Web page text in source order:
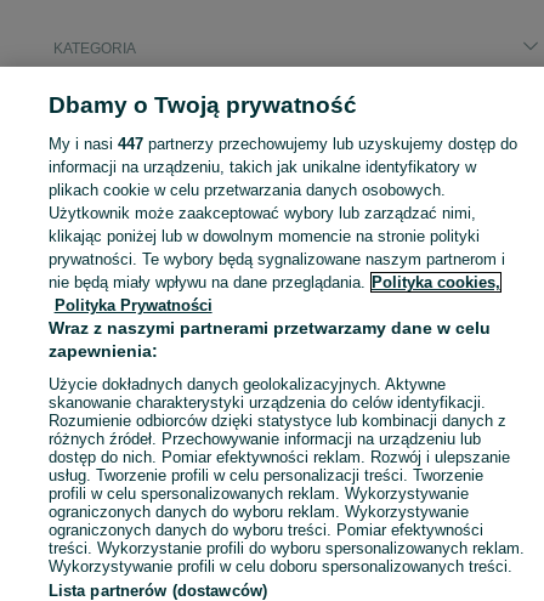
KATEGORIA
Popularne wyszukiwania
stara rama do obrazu
Antyki i przedmioty kolekcjonerskie na OLX – odkryj wyjątkowe oferty antyków i rzadkich przedmiotów. Sprawdź unikalne kolekcje! Kielce i okolice. Zobacz
Mapa kategorii
Mapa miejscowości
Mapa ministron
Popularne wyszukiwania
Dbamy o Twoją prywatność
My i nasi 447partnerzy przechowujemy lub uzyskujemy dostęp do
informacji na urządzeniu, takich jak unikalne identyfikatory w
plikach cookie w celu przetwarzania danych osobowych.
Użytkownik może zaakceptować wybory lub zarządzać nimi,
klikając poniżej lub w dowolnym momencie na stronie polityki
prywatności. Te wybory będą sygnalizowane naszym partnerom i
nie będą miały wpływu na dane przeglądania. Polityka cookies,
Polityka Prywatności
Wraz z naszymi partnerami przetwarzamy dane w celu
zapewnienia:
Użycie dokładnych danych geolokalizacyjnych. Aktywne
skanowanie charakterystyki urządzenia do celów identyfikacji.
Rozumienie odbiorców dzięki statystyce lub kombinacji danych z
różnych źródeł. Przechowywanie informacji na urządzeniu lub
dostęp do nich. Pomiar efektywności reklam. Rozwój i ulepszanie
usług. Tworzenie profili w celu personalizacji treści. Tworzenie
profili w celu spersonalizowanych reklam. Wykorzystywanie
ograniczonych danych do wyboru reklam. Wykorzystywanie
ograniczonych danych do wyboru treści. Pomiar efektywności
treści. Wykorzystanie profili do wyboru spersonalizowanych reklam.
Wykorzystywanie profili w celu doboru spersonalizowanych treści.
Lista partnerów (dostawców)